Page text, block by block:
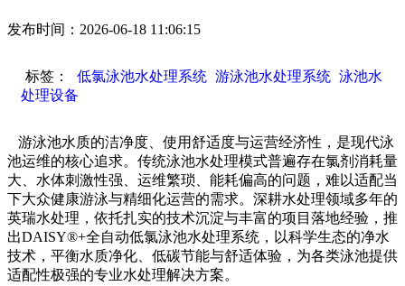
发布时间：2026-06-18 11:06:15
标签： 低氯泳池水处理系统 游泳池水处理系统 泳池水
处理设备
游泳池水质的洁净度、使用舒适度与运营经济性，是现代泳
池运维的核心追求。传统泳池水处理模式普遍存在氯剂消耗量
大、水体刺激性强、运维繁琐、能耗偏高的问题，难以适配当
下大众健康游泳与精细化运营的需求。深耕水处理领域多年的
英瑞水处理，依托扎实的技术沉淀与丰富的项目落地经验，推
出DAISY®+全自动低氯泳池水处理系统，以科学生态的净水
技术，平衡水质净化、低碳节能与舒适体验，为各类泳池提供
适配性极强的专业水处理解决方案。